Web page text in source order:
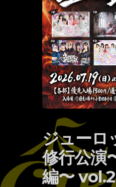
ジューロ
修行公演
編〜 vol.2